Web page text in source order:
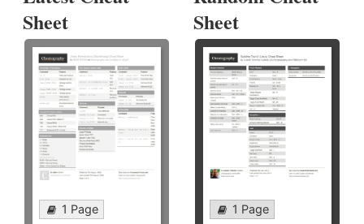
Sheet
1 Page
Sheet
1 Page